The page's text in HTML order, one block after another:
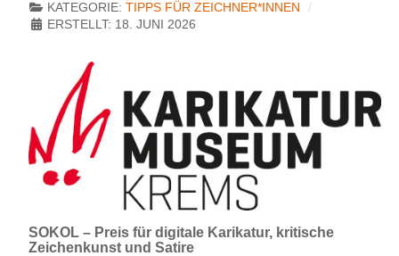
KATEGORIE: TIPPS FÜR ZEICHNER*INNEN
ERSTELLT: 18. JUNI 2026
SOKOL – Preis für digitale Karikatur, kritische
Zeichenkunst und Satire